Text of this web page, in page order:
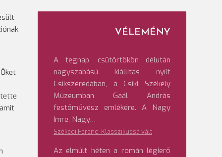
VÉLEMÉNY
A tegnap, csütörtökön délután
nagyszabású kiállítás nyílt
Csíkszeredában, a Csíki Székely
Múzeumban Gaál András
festőművész emlékére. A Nagy
Imre, Nagy…
Székedi Ferenc: Klasszikussá vált
Az elmúlt héten a román légierő